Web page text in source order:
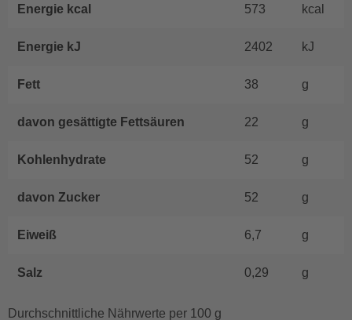
Energie kcal 573 kcal
Energie kJ 2402 kJ
Fett 38 g
davon gesättigte Fettsäuren 22 g
Kohlenhydrate 52 g
davon Zucker 52 g
Eiweiß 6,7 g
Salz 0,29 g
Durchschnittliche Nährwerte per 100 g